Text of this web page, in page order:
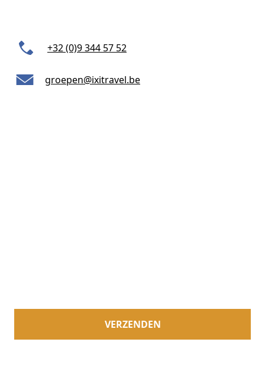
+32 (0)9 344 57 52
groepen@ixitravel.be